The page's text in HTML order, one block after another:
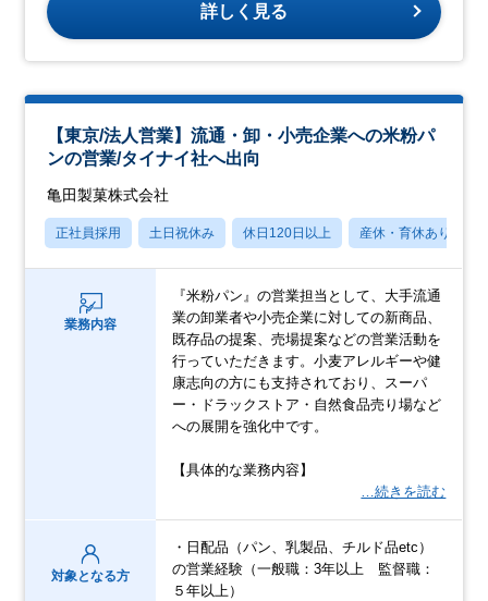
詳しく見る
【東京/法人営業】流通・卸・小売企業への米粉パ
ンの営業/タイナイ社へ出向
亀田製菓株式会社
正社員採用 土日祝休み 休日120日以上 産休・育休あり
業務内容
『米粉パン』の営業担当として、大手流通
業の卸業者や小売企業に対しての新商品、
既存品の提案、売場提案などの営業活動を
行っていただきます。小麦アレルギーや健
康志向の方にも支持されており、スーパ
ー・ドラックストア・自然食品売り場など
への展開を強化中です。
【具体的な業務内容】
…続きを読む
対象となる方
・日配品（パン、乳製品、チルド品etc）
の営業経験（一般職：3年以上 監督職：
５年以上）